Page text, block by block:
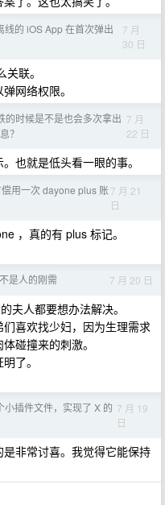
线的 iOS App 在首次弹出
7 月
30 日
联。
网络权限。
的时候是不是也会多次拿出
？
7 月
22 日
也就是低头看一眼的事。
用一次 dayone plus 账7 月 21
日
，真的有 plus 标记。
是人的刚需 7 月 20 日
夫人都要想办法解决。
喜欢找少妇，因为生理需求
碰撞来的刺激。
了。
小插件文件，实现了 X 的 7 月 19
日
非常讨喜。我觉得它能保持